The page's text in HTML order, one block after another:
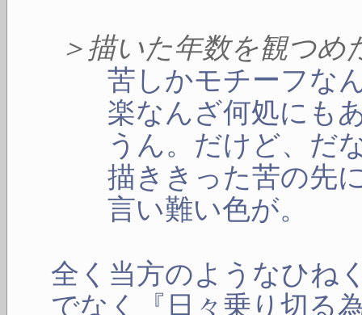
＞描いた年数を観つめ
苦しかモチーフな
楽なんざ何処にもあ
うん。だけど、だ
描ききった苦の先
言い難い色が。
全く当方のようなひね
でなく『日々乗り切る